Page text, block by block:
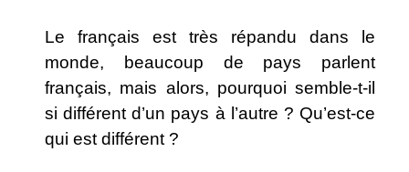
Le français est très répandu dans le
monde, beaucoup de pays parlent
français, mais alors, pourquoi semble-t-il
si différent d’un pays à l’autre ? Qu’est-ce
qui est différent ?